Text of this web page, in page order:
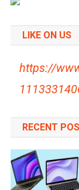
LIKE ON US
https://
RECENT